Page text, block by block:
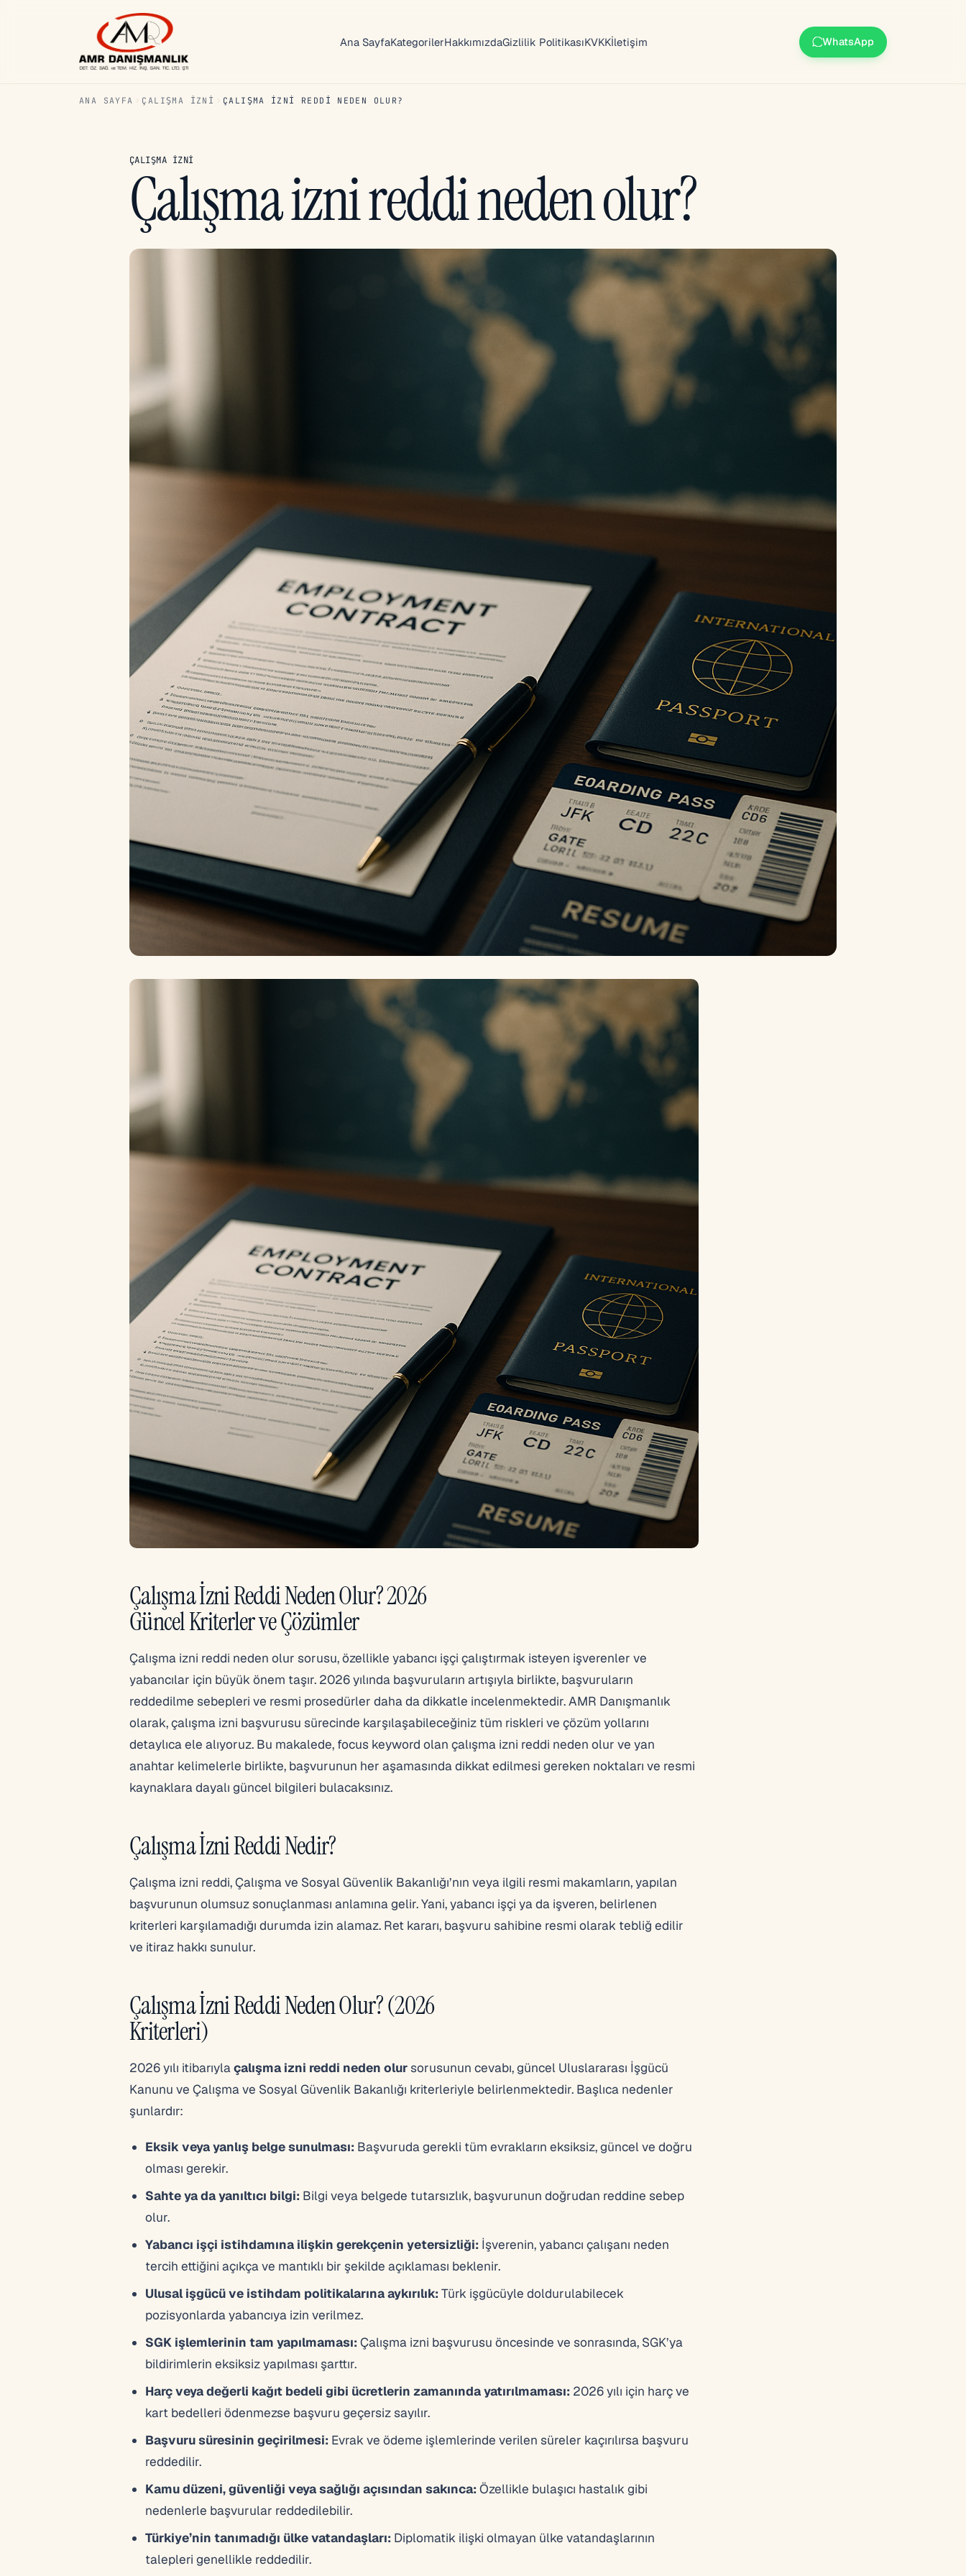
Ana SayfaKategorilerHakkımızdaGizlilik PolitikasıKVKKİletişim WhatsApp
ANA SAYFA ÇALIŞMA İZNI ÇALIŞMA IZNI REDDI NEDEN OLUR?
ÇALIŞMA İZNI
Çalışma izni reddi neden olur?
Çalışma İzni Reddi Neden Olur? 2026
Güncel Kriterler ve Çözümler
Çalışma izni reddi neden olur sorusu, özellikle yabancı işçi çalıştırmak isteyen işverenler ve
yabancılar için büyük önem taşır. 2026 yılında başvuruların artışıyla birlikte, başvuruların
reddedilme sebepleri ve resmi prosedürler daha da dikkatle incelenmektedir. AMR Danışmanlık
olarak, çalışma izni başvurusu sürecinde karşılaşabileceğiniz tüm riskleri ve çözüm yollarını
detaylıca ele alıyoruz. Bu makalede, focus keyword olan çalışma izni reddi neden olur ve yan
anahtar kelimelerle birlikte, başvurunun her aşamasında dikkat edilmesi gereken noktaları ve resmi
kaynaklara dayalı güncel bilgileri bulacaksınız.
Çalışma İzni Reddi Nedir?
Çalışma izni reddi, Çalışma ve Sosyal Güvenlik Bakanlığı’nın veya ilgili resmi makamların, yapılan
başvurunun olumsuz sonuçlanması anlamına gelir. Yani, yabancı işçi ya da işveren, belirlenen
kriterleri karşılamadığı durumda izin alamaz. Ret kararı, başvuru sahibine resmi olarak tebliğ edilir
ve itiraz hakkı sunulur.
Çalışma İzni Reddi Neden Olur? (2026
Kriterleri)
2026 yılı itibarıylaçalışma izni reddi neden olursorusunun cevabı, güncel Uluslararası İşgücü
Kanunu ve Çalışma ve Sosyal Güvenlik Bakanlığı kriterleriyle belirlenmektedir. Başlıca nedenler
şunlardır:
Eksik veya yanlış belge sunulması: Başvuruda gerekli tüm evrakların eksiksiz, güncel ve doğru
olması gerekir.
Sahte ya da yanıltıcı bilgi: Bilgi veya belgede tutarsızlık, başvurunun doğrudan reddine sebep
olur.
Yabancı işçi istihdamına ilişkin gerekçenin yetersizliği: İşverenin, yabancı çalışanı neden
tercih ettiğini açıkça ve mantıklı bir şekilde açıklaması beklenir.
Ulusal işgücü ve istihdam politikalarına aykırılık: Türk işgücüyle doldurulabilecek
pozisyonlarda yabancıya izin verilmez.
SGK işlemlerinin tam yapılmaması: Çalışma izni başvurusu öncesinde ve sonrasında, SGK’ya
bildirimlerin eksiksiz yapılması şarttır.
Harç veya değerli kağıt bedeli gibi ücretlerin zamanında yatırılmaması: 2026 yılı için harç ve
kart bedelleri ödenmezse başvuru geçersiz sayılır.
Başvuru süresinin geçirilmesi: Evrak ve ödeme işlemlerinde verilen süreler kaçırılırsa başvuru
reddedilir.
Kamu düzeni, güvenliği veya sağlığı açısından sakınca: Özellikle bulaşıcı hastalık gibi
nedenlerle başvurular reddedilebilir.
Türkiye’nin tanımadığı ülke vatandaşları: Diplomatik ilişki olmayan ülke vatandaşlarının
talepleri genellikle reddedilir.